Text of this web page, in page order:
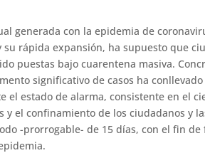
generada con la epidemia de
su rápida expansión, ha supuesto que
puestas bajo cuarentena masiva.
significativo de casos ha
el estado de alarma, consistente en el
y el confinamiento de los ciudadanos y
-prorrogable- de 15 días, con el fin de